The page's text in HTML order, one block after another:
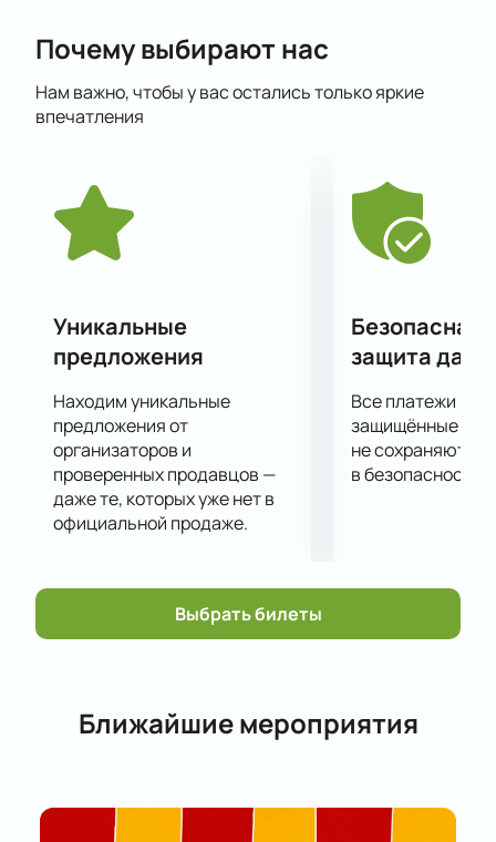
становились лауреатами многочисленных премий,
Подарите себе подлинное удовольствие от
звучания музыкальных шедевров в таком
Почему выбирают нас
Нам важно, чтобы у вас остались только яркие
впечатления
Уникальные
предложения
Находим уникальные
предложения от
организаторов и
проверенных продавцов —
даже те, которых уже нет в
официальной продаже.
Безопасная
защита
Все платежи
защищённые
не сохраняются
в безопасности.
Выбрать билеты
Ближайшие мероприятия